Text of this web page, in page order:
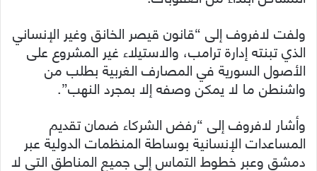
ولفت لافروف إلى “قانون قيصر الخانق وغير الإنساني
الذي تبنته إدارة ترامب، والاستيلاء غير المشروع على
الأصول السورية في المصارف الغربية بطلب من
واشنطن ما لا يمكن وصفه إلا بمجرد النهب”.
وأشار لافروف إلى “رفض الشركاء ضمان تقديم
المساعدات الإنسانية بوساطة المنظمات الدولية عبر
دمشق وعبر خطوط التماس إلى جميع المناطق التي لا